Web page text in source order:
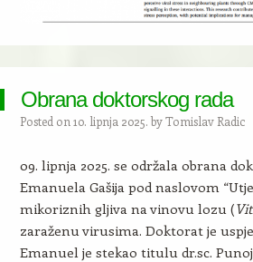
Obrana doktorskog rada
Posted on 10. lipnja 2025. byTomislav Radic
09. lipnja 2025. se održala obrana
Emanuela Gašija pod naslovom
mikoriznih gljiva na vinovu lozu (
zaraženu virusima. Doktorat je
Emanuel je stekao titulu dr.sc.